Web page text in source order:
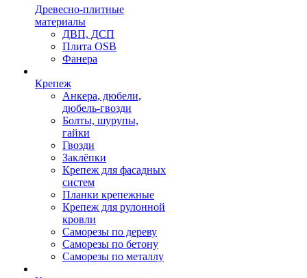
Древесно-плитные
материалы
ДВП, ДСП
Плита OSB
Фанера
Крепеж
Анкера, дюбели,
дюбель-гвозди
Болты, шурупы,
гайки
Гвозди
Заклёпки
Крепеж для фасадных
систем
Планки крепежные
Крепеж для рулонной
кровли
Саморезы по дереву
Саморезы по бетону
Саморезы по металлу